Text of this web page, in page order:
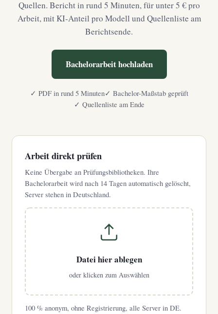
Quellen. Bericht in rund 5 Minuten, für unter 5 € pro
Arbeit, mit KI-Anteil pro Modell und Quellenliste am
Berichtsende.
Bachelorarbeit hochladen
✓ PDF in rund 5 Minuten✓ Bachelor-Maßstab geprüft
✓ Quellenliste am Ende
Arbeit direkt prüfen
Keine Übergabe an Prüfungsbibliotheken. Ihre
Bachelorarbeit wird nach 14 Tagen automatisch gelöscht,
Server stehen in Deutschland.
Datei hier ablegen
oder klicken zum Auswählen
100 % anonym, ohne Registrierung, alle Server in DE.